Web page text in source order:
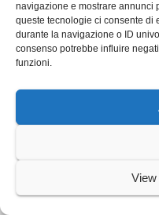
navigazione e mostrare annunci
queste tecnologie ci consente di
durante la navigazione o ID
consenso potrebbe influire
funzioni.
View
MONDO
Hiroshima:
81esimo
monito per